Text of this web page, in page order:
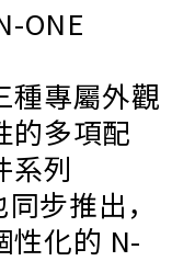
ONE
種專屬外觀
的多項配
系列
步推出，
性化的 N-